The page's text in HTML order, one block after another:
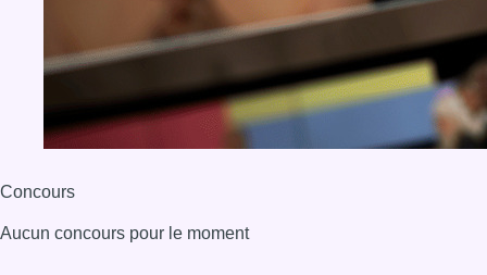
Concours
Aucun concours pour le moment